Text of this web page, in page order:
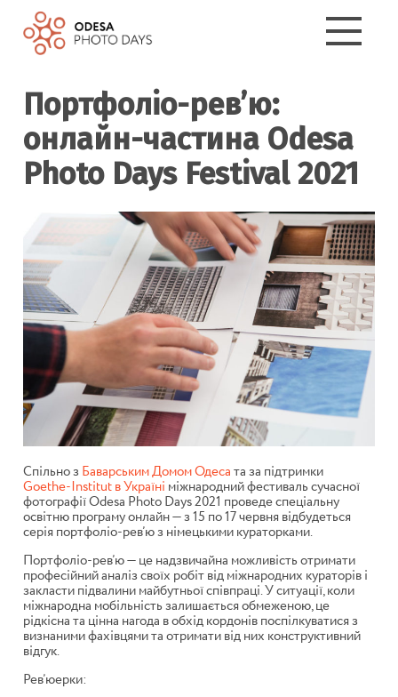
Портфоліо-рев’ю:
онлайн-частина Odesa
Photo Days Festival 2021
Спільно з Баварським Домом Одесата за підтримки
Goethe-Institut в Україні міжнародний фестиваль сучасної
фотографії Odesa Photo Days 2021 проведе спеціальну
освітню програму онлайн — з 15 по 17 червня відбудеться
серія портфоліо-рев’ю з німецькими кураторками.
Портфоліо-рев’ю — це надзвичайна можливість отримати
професійний аналіз своїх робіт від міжнародних кураторів і
закласти підвалини майбутньої співпраці. У ситуації, коли
міжнародна мобільність залишається обмеженою, це
рідкісна та цінна нагода в обхід кордонів поспілкуватися з
визнаними фахівцями та отримати від них конструктивний
відгук.
Рев’юерки: